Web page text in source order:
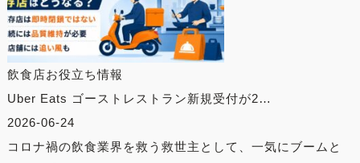
飲食店お役立ち情報
Uber Eats ゴーストレストラン新規受付が2…
2026-06-24
コロナ禍の飲食業界を救う救世主として、一気にブームと